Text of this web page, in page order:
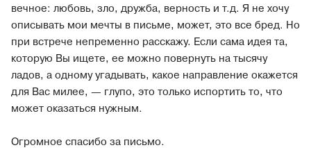
вечное: любовь, зло, дружба, верность и т.д. Я не хочу
описывать мои мечты в письме, может, это все бред. Но
при встрече непременно расскажу. Если сама идея та,
которую Вы ищете, ее можно повернуть на тысячу
ладов, а одному угадывать, какое направление окажется
для Вас милее, — глупо, это только испортить то, что
может оказаться нужным.
Огромное спасибо за письмо.